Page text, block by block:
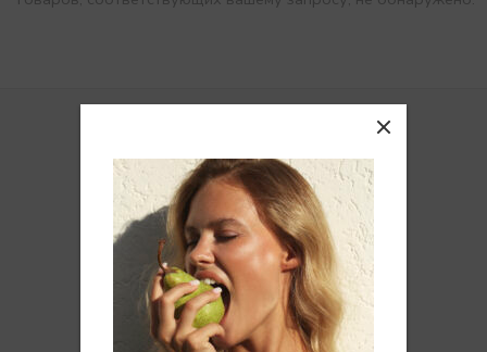
Покупателям
Доставка
Возврат
Вопросы и ответы